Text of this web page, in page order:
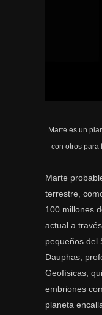
Marte es un
con otros para
Marte
terrestre,
100 millones
actual a
pequeños del
Dauphas,
Geofísicas,
embriones
planeta